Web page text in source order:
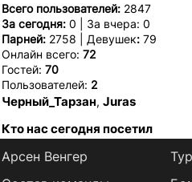
Всего пользователей: 2847
За сегодня: 0 | За вчера: 0
Парней: 2758 | Девушек: 79
Онлайн всего: 72
Гостей: 70
Пользователей: 2
Черный_Тарзан, Juras
Кто нас сегодня посетил
Арсен Венгер